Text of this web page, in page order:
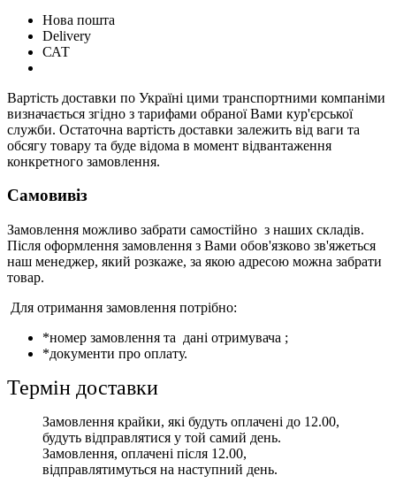
Нова пошта
Delivery
САТ
Вартість доставки по Україні цими транспортними компаніми
визначається згідно з тарифами обраної Вами кур'єрської
служби. Остаточна вартість доставки залежить від ваги та
обсягу товару та буде відома в момент відвантаження
конкретного замовлення.
Самовивіз
Замовлення можливо забрати самостійно з наших складів.
Після оформлення замовлення з Вами обов'язково зв'яжеться
наш менеджер, який розкаже, за якою адресою можна забрати
товар.
Для отримання замовлення потрібно:
*номер замовлення та дані отримувача ;
*документи про оплату.
Термін доставки
Замовлення крайки, які будуть оплачені до 12.00,
будуть відправлятися у той самий день.
Замовлення, оплачені після 12.00,
відправлятимуться на наступний день.